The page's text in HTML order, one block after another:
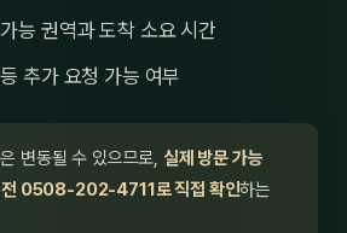
능 권역과 도착 소요 시간
추가 요청 가능 여부
변동될 수 있으므로, 실제 방문 가능
전 0508-202-4711로 직접 확인하는